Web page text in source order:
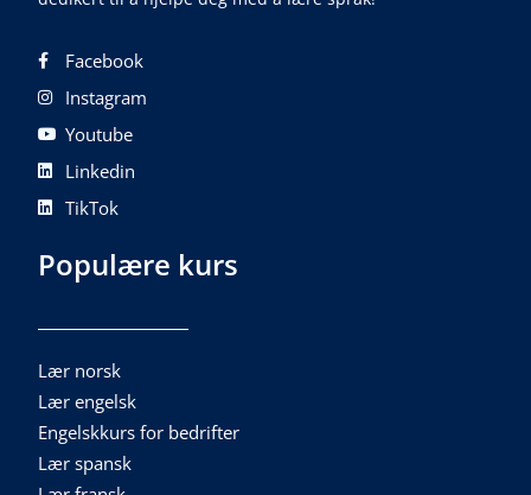
Facebook
Instagram
Youtube
Linkedin
TikTok
Populære kurs
Lær norsk
Lær engelsk
Engelskkurs for bedrifter
Lær spansk